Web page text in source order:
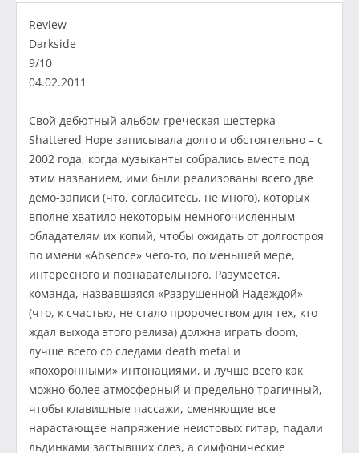
Review
Darkside
9/10
04.02.2011
Свой дебютный альбом греческая шестерка
Shattered Hope записывала долго и обстоятельно – с
2002 года, когда музыканты собрались вместе под
этим названием, ими были реализованы всего две
демо-записи (что, согласитесь, не много), которых
вполне хватило некоторым немногочисленным
обладателям их копий, чтобы ожидать от долгостроя
по имени «Absence» чего-то, по меньшей мере,
интересного и познавательного. Разумеется,
команда, назвавшаяся «Разрушенной Надеждой»
(что, к счастью, не стало пророчеством для тех, кто
ждал выхода этого релиза) должна играть doom,
лучше всего со следами death metal и
«похоронными» интонациями, и лучше всего как
можно более атмосферный и предельно трагичный,
чтобы клавишные пассажи, сменяющие все
нарастающее напряжение неистовых гитар, падали
льдинками застывших слез, а симфонические